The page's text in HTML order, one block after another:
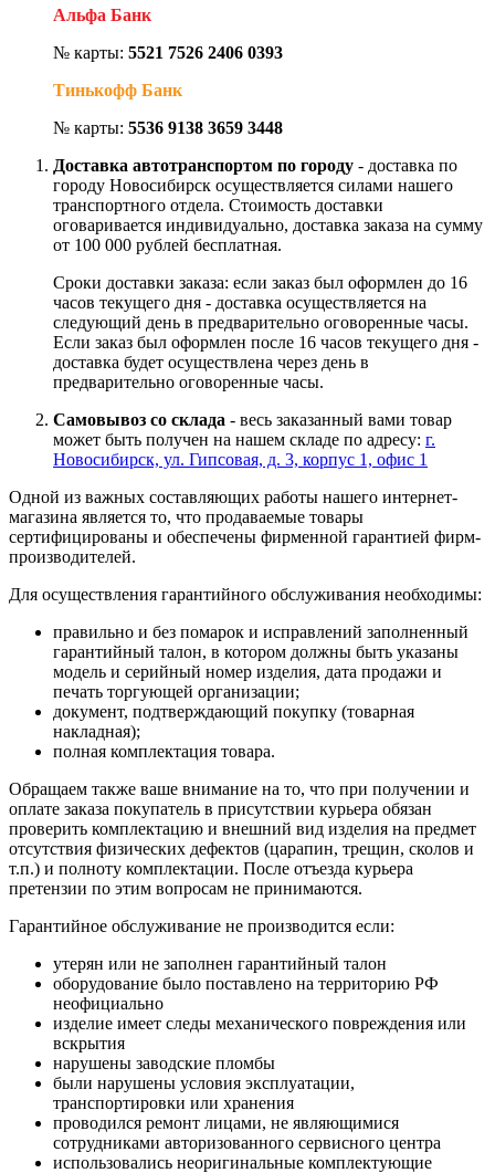
Альфа Банк
№ карты: 5521 7526 2406 0393
Тинькофф Банк
№ карты: 5536 9138 3659 3448
Доставка автотранспортом по городу - доставка по
городу Новосибирск осуществляется силами нашего
транспортного отдела. Стоимость доставки
оговаривается индивидуально, доставка заказа на сумму
от 100 000 рублей бесплатная.
Сроки доставки заказа: если заказ был оформлен до 16
часов текущего дня - доставка осуществляется на
следующий день в предварительно оговоренные часы.
Если заказ был оформлен после 16 часов текущего дня -
доставка будет осуществлена через день в
предварительно оговоренные часы.
Самовывоз со склада - весь заказанный вами товар
может быть получен на нашем складе по адресу: г.
Новосибирск, ул. Гипсовая, д. 3, корпус 1, офис 1
Одной из важных составляющих работы нашего интернет-
магазина является то, что продаваемые товары
сертифицированы и обеспечены фирменной гарантией фирм-
производителей.
Для осуществления гарантийного обслуживания необходимы:
правильно и без помарок и исправлений заполненный
гарантийный талон, в котором должны быть указаны
модель и серийный номер изделия, дата продажи и
печать торгующей организации;
документ, подтверждающий покупку (товарная
накладная);
полная комплектация товара.
Обращаем также ваше внимание на то, что при получении и
оплате заказа покупатель в присутствии курьера обязан
проверить комплектацию и внешний вид изделия на предмет
отсутствия физических дефектов (царапин, трещин, сколов и
т.п.) и полноту комплектации. После отъезда курьера
претензии по этим вопросам не принимаются.
Гарантийное обслуживание не производится если:
утерян или не заполнен гарантийный талон
оборудование было поставлено на территорию РФ
неофициально
изделие имеет следы механического повреждения или
вскрытия
нарушены заводские пломбы
были нарушены условия эксплуатации,
транспортировки или хранения
проводился ремонт лицами, не являющимися
сотрудниками авторизованного сервисного центра
использовались неоригинальные комплектующие